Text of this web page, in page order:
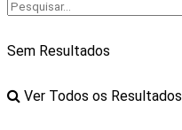
Sem Resultados
Ver Todos os Resultados